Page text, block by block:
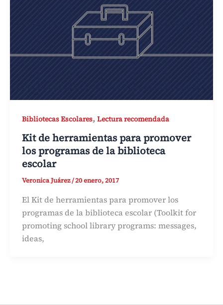
Bibliotecas Escolares, Lectura recomendada
Kit de herramientas para promover
los programas de la biblioteca
escolar
Veronica Juárez/20 enero, 2017
El Kit de herramientas para promover los
programas de la biblioteca escolar (Toolkit for
promoting school library programs: messages,
ideas,